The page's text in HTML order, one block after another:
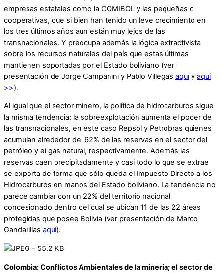
empresas estatales como la COMIBOL y las pequeñas o
cooperativas, que si bien han tenido un leve crecimiento en
los tres últimos años aún están muy lejos de las
transnacionales. Y preocupa además la lógica extractivista
sobre los recursos naturales del país que estas últimas
mantienen soportadas por el Estado boliviano (ver
presentación de Jorge Campanini y Pablo Villegas aquíy aquí
>>).
Al igual que el sector minero, la política de hidrocarburos sigue
la misma tendencia: la sobreexplotación aumenta el poder de
las transnacionales, en este caso Repsol y Petrobras quienes
acumulan alrededor del 62% de las reservas en el sector del
petróleo y el gas natural, respectivamente. Además las
reservas caen precipitadamente y casi todo lo que se extrae
se exporta de forma que sólo queda el Impuesto Directo a los
Hidrocarburos en manos del Estado boliviano. La tendencia no
parece cambiar con un 22% del territorio nacional
concesionado dentro del cual se ubican 11 de las 22 áreas
protegidas que posee Bolivia (ver presentación de Marco
Gandarillas aquí).
Colombia: Conflictos Ambientales de la minería; el sector de